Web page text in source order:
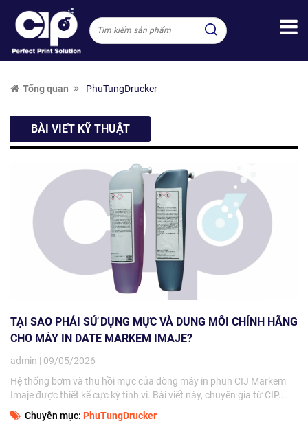
Tổng quan PhuTungDrucker
BÀI VIẾT KỸ THUẬT
TẠI SAO PHẢI SỬ DỤNG MỰC VÀ DUNG MÔI CHÍNH HÃNG
CHO MÁY IN DATE MARKEM IMAJE?
admin | 09/05/2026
Hệ thống bơm và thu hồi mực của dòng máy in phun CIJ Markem
Imaje được thiết kế cực kỳ tinh vi. Bài viết này, chuyên gia từ CIP...
Chuyên mục: PhuTungDrucker